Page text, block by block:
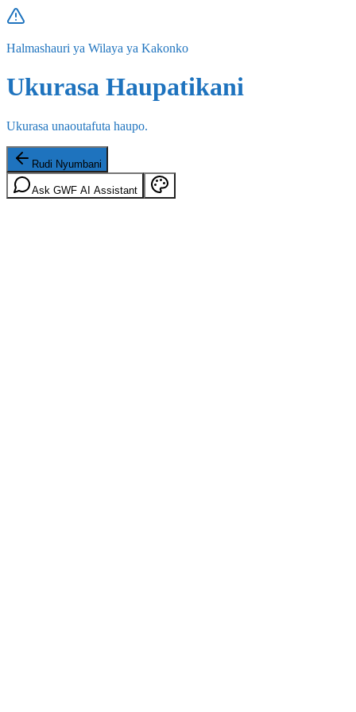
Halmashauri ya Wilaya ya Kakonko
Ukurasa Haupatikani
Ukurasa unaoutafuta haupo.
Rudi Nyumbani
Ask GWF AI Assistant